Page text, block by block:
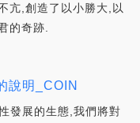
亢,創造了以小勝大,以
的奇跡.
說明_COIN
發展的生態,我們將對